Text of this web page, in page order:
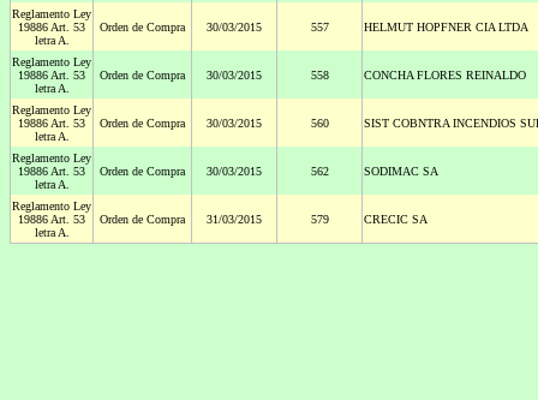
Reglamento Ley
19886 Art. 53
letra A.
Orden de Compra 30/03/2015 557 HELMUT HOPFNER CIA LTDA
Reglamento Ley
19886 Art. 53
letra A.
Orden de Compra 30/03/2015 558 CONCHA FLORES REINALDO
Reglamento Ley
19886 Art. 53
letra A.
Orden de Compra 30/03/2015 560 SIST COBNTRA INCENDIOS
Reglamento Ley
19886 Art. 53
letra A.
Orden de Compra 30/03/2015 562 SODIMAC SA
Reglamento Ley
19886 Art. 53
letra A.
Orden de Compra 31/03/2015 579 CRECIC SA